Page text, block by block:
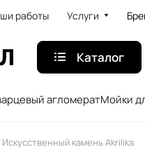
работы Услуги
Каталог
агломератМойки
Искусственный камень Akrilika